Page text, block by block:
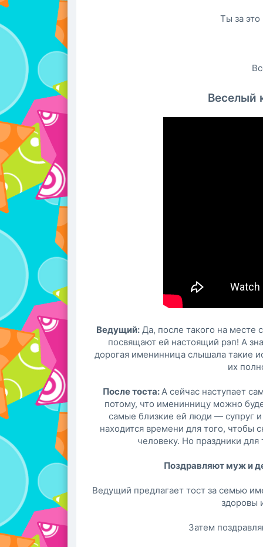
Ты за это
Веселый
Ведущий: Да, после такого на месте
посвящают ей настоящий рэп! А
дорогая именинница слышала такие
их
После тоста:А сейчас наступает
потому, что именинницу можно
самые близкие ей люди — супруг
находится времени для того, чтобы
человеку. Но праздники для
Поздравляют муж и
Ведущий предлагает тост за семью
здоровы
Затем